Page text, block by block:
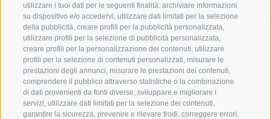
utilizzare i tuoi dati per le seguenti finalità: archiviare informazioni
su dispositivo e/o accedervi, utilizzare dati limitati per la selezione
della pubblicità, creare profili per la pubblicità personalizzata,
utilizzare profili per la selezione di pubblicità personalizzata,
creare profili per la personalizzazione dei contenuti, utilizzare
profili per la selezione di contenuti personalizzati, misurare le
prestazioni degli annunci, misurare le prestazioni dei contenuti,
comprendere il pubblico attraverso statistiche o la combinazione
di dati provenienti da fonti diverse, sviluppare e migliorare i
servizi, utilizzare dati limitati per la selezione dei contenuti,
garantire la sicurezza, prevenire e rilevare frodi, correggere errori,
BENVENUTI NELLA REGIONE
TURISTICA DI RACINES
VAL GIOVO
VAL RACINES
VAL RIDANNA
SPORT E
MOMENTI
SCIARE
ESCURSIONI
ALTA